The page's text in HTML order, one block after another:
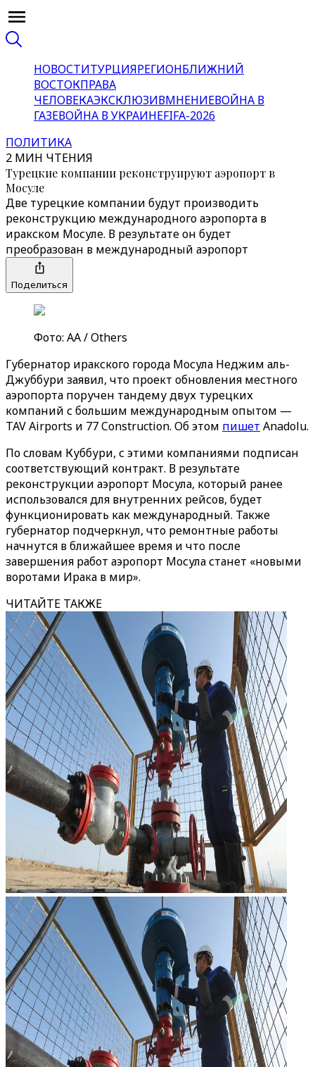
НОВОСТИТУРЦИЯРЕГИОНБЛИЖНИЙ
ВОСТОКПРАВА
ЧЕЛОВЕКАЭКСКЛЮЗИВМНЕНИЕВОЙНА В
ГАЗЕВОЙНА В УКРАИНЕFIFA-2026
ПОЛИТИКА
2 МИН ЧТЕНИЯ
Турецкие компании реконструируют аэропорт в
Мосуле
Две турецкие компании будут производить
реконструкцию международного аэропорта в
иракском Мосуле. В результате он будет
преобразован в международный аэропорт
Поделиться
Фото: АА / Others
Губернатор иракского города Мосула Неджим аль-
Джуббури заявил, что проект обновления местного
аэропорта поручен тандему двух турецких
компаний с большим международным опытом —
TAV Airports и 77 Construction. Об этом пишет Anadolu.
По словам Куббури, с этими компаниями подписан
соответствующий контракт. В результате
реконструкции аэропорт Мосула, который ранее
использовался для внутренних рейсов, будет
функционировать как международный. Также
губернатор подчеркнул, что ремонтные работы
начнутся в ближайшее время и что после
завершения работ аэропорт Мосула станет «новыми
воротами Ирака в мир».
ЧИТАЙТЕ ТАКЖЕ